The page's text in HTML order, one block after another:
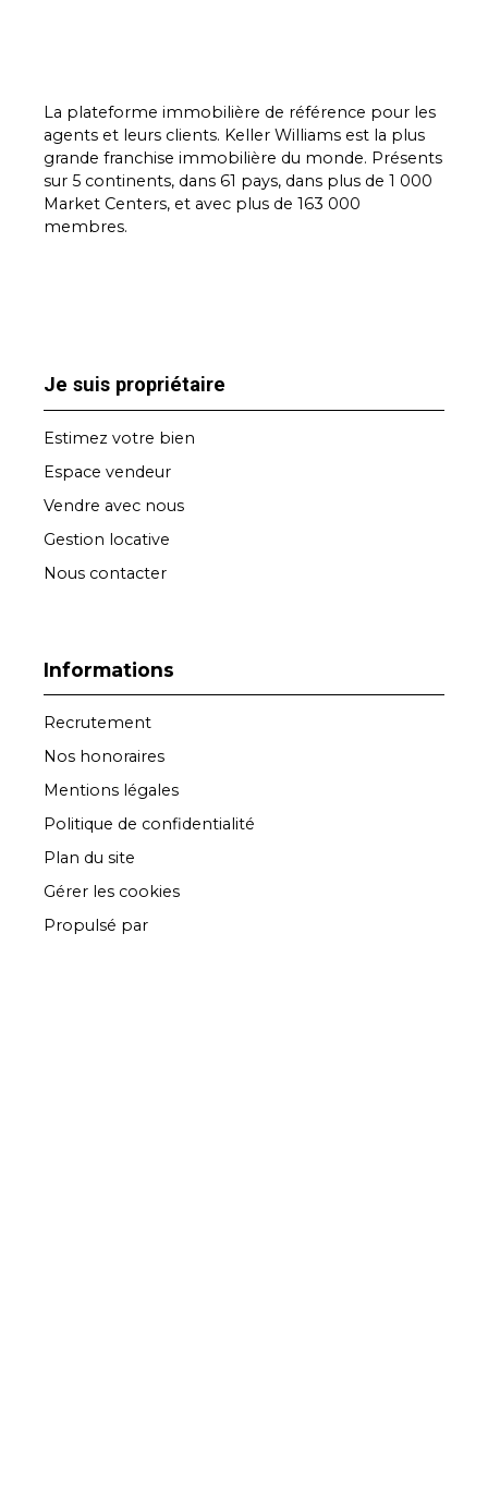
La plateforme immobilière de référence pour les
agents et leurs clients. Keller Williams est la plus
grande franchise immobilière du monde. Présents
sur 5 continents, dans 61 pays, dans plus de 1 000
Market Centers, et avec plus de 163 000
membres.
Je suis propriétaire
Estimez votre bien
Espace vendeur
Vendre avec nous
Gestion locative
Nous contacter
Informations
Recrutement
Nos honoraires
Mentions légales
Politique de confidentialité
Plan du site
Gérer les cookies
Propulsé par